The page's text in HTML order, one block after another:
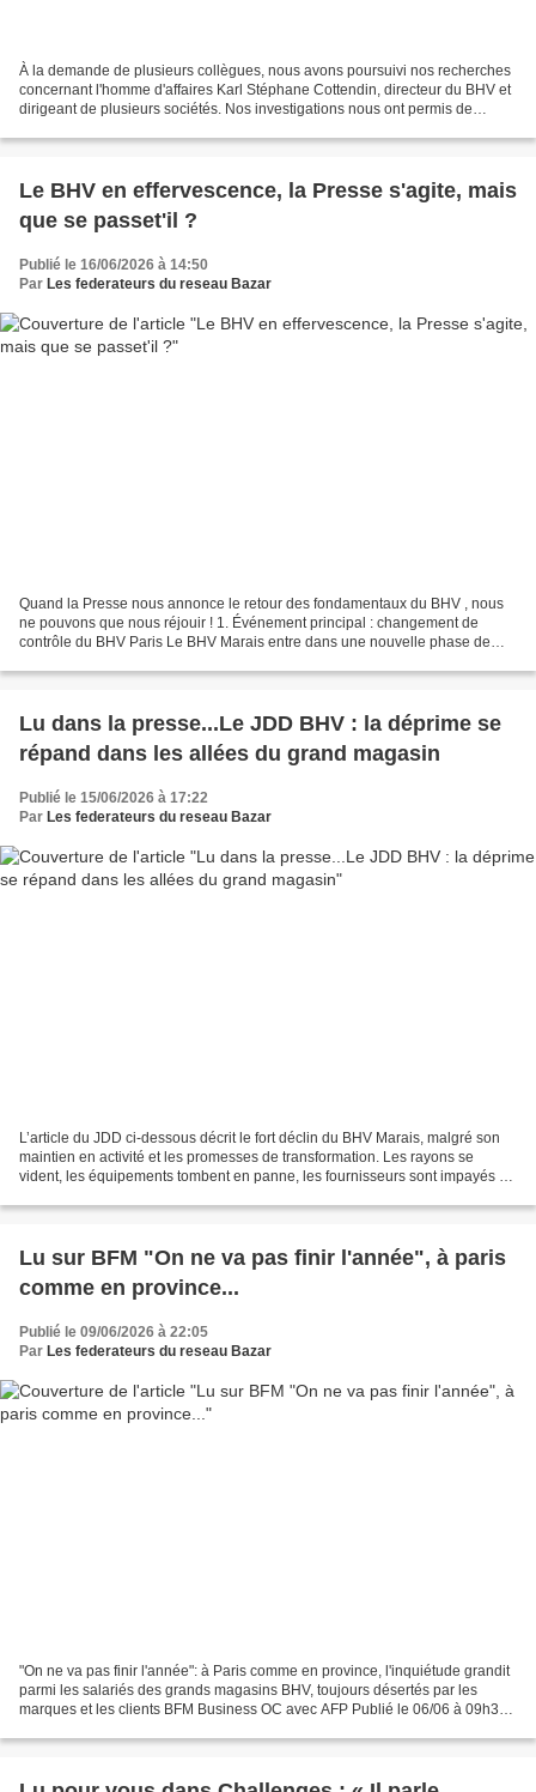
À la demande de plusieurs collègues, nous avons poursuivi nos recherches
concernant l'homme d'affaires Karl Stéphane Cottendin, directeur du BHV et
dirigeant de plusieurs sociétés. Nos investigations nous ont permis de
Le BHV en effervescence, la Presse s'agite, mais
que se passet'il ?
Publié le 16/06/2026 à 14:50
Par Les federateurs du reseau Bazar
Quand la Presse nous annonce le retour des fondamentaux du BHV , nous
ne pouvons que nous réjouir ! 1. Événement principal : changement de
contrôle du BHV Paris Le BHV Marais entre dans une nouvelle phase de
Lu dans la presse...Le JDD BHV : la déprime se
répand dans les allées du grand magasin
Publié le 15/06/2026 à 17:22
Par Les federateurs du reseau Bazar
L’article du JDD ci-dessous décrit le fort déclin du BHV Marais, malgré son
maintien en activité et les promesses de transformation. Les rayons se
vident, les équipements tombent en panne, les fournisseurs sont impayés et
Lu sur BFM "On ne va pas finir l'année", à paris
comme en province...
Publié le 09/06/2026 à 22:05
Par Les federateurs du reseau Bazar
"On ne va pas finir l'année": à Paris comme en province, l'inquiétude grandit
parmi les salariés des grands magasins BHV, toujours désertés par les
marques et les clients BFM Business OC avec AFP Publié le 06/06 à 09h36